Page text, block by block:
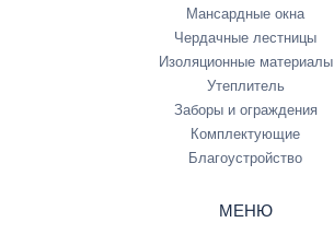
Мансардные окна
Чердачные лестницы
Изоляционные материалы
Утеплитель
Заборы и ограждения
Комплектующие
Благоустройство
МЕНЮ